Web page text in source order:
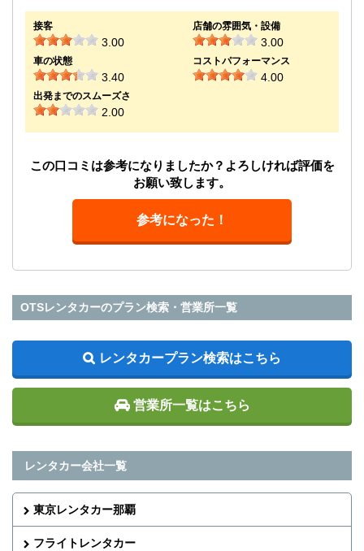
接客
3.00
店舗の雰囲気・設備
3.00
車の状態
3.40
コストパフォーマンス
4.00
出発までのスムーズさ
2.00
この口コミは参考になりましたか？よろしければ評価を
お願い致します。
参考になった！
OTSレンタカーのプラン検索・営業所一覧
レンタカープラン検索はこちら
営業所一覧はこちら
レンタカー会社一覧
東京レンタカー那覇
フライトレンタカー